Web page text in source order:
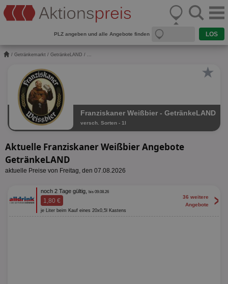
PLZ angeben und alle Angebote finden
/ Getränkemarkt / GetränkeLAND / ...
★
Franziskaner Weißbier - GetränkeLAND
versch. Sorten - 1l
Aktuelle Franziskaner Weißbier Angebote
GetränkeLAND
aktuelle Preise von Freitag, den 07.08.2026
noch 2 Tage gültig, bis 09.08.26
1,80 €
je Liter beim Kauf eines 20x0,5l Kastens
36 weitere
Angebote
>